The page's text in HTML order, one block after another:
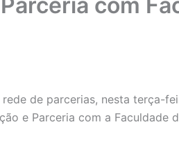
rede de parcerias, nesta terça-
e Parceria com a Faculdade